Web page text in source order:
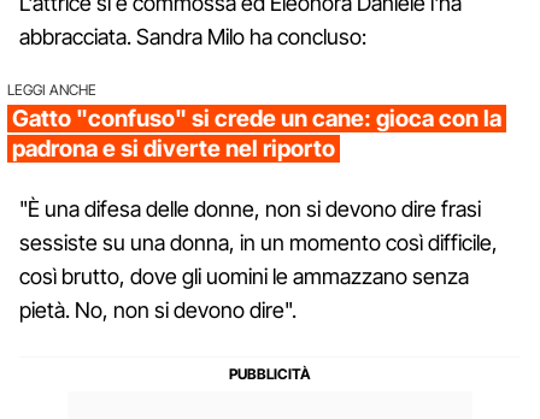
abbracciata. Sandra Milo ha concluso:
LEGGI ANCHE
Gatto "confuso" si crede un cane: gioca con la
padrona e si diverte nel riporto
"È una difesa delle donne, non si devono dire frasi
sessiste su una donna, in un momento così difficile,
così brutto, dove gli uomini le ammazzano senza
pietà. No, non si devono dire".